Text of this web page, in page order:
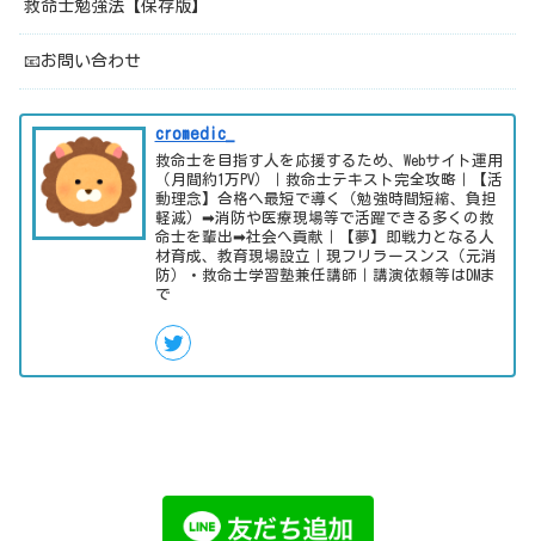
救命士勉強法【保存版】
📧お問い合わせ
cromedic_
救命士を目指す人を応援するため、Webサイト運用
（月間約1万PV）｜救命士テキスト完全攻略｜【活
動理念】合格へ最短で導く（勉強時間短縮、負担
軽減）➡消防や医療現場等で活躍できる多くの救
命士を輩出➡社会へ貢献｜【夢】即戦力となる人
材育成、教育現場設立｜現フリラースンス（元消
防）・救命士学習塾兼任講師｜講演依頼等はDMま
で